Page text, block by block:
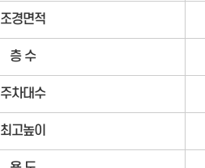
조경면적
층 수
주차대수
최고높이